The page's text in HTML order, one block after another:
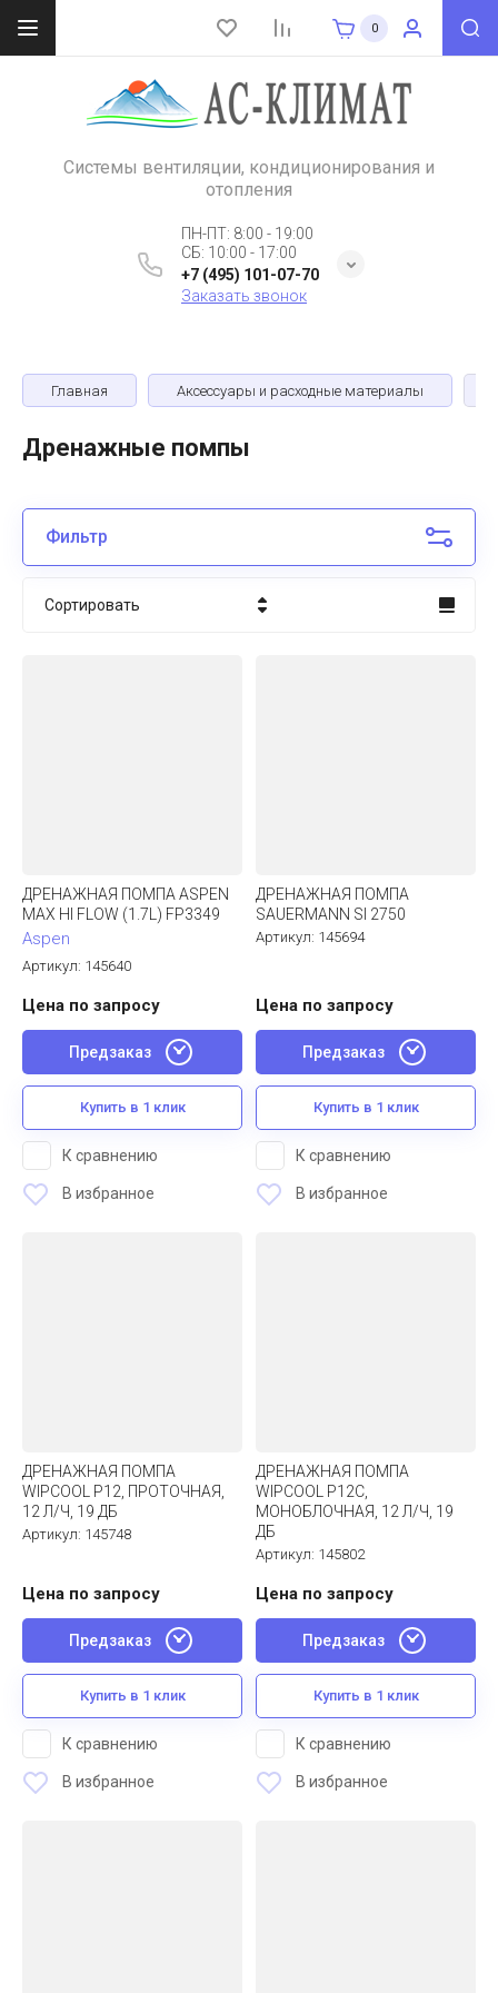
0
Системы вентиляции, кондиционирования и
отопления
ПН-ПТ: 8:00 - 19:00
СБ: 10:00 - 17:00
+7 (495) 101-07-70
Заказать звонок
Главная Аксессуары и расходные материалы
Дренажные помпы
Фильтр
Сортировать
ДРЕНАЖНАЯ ПОМПА ASPEN
MAX HI FLOW (1.7L) FP3349
Aspen
Артикул: 145640
Цена по запросу
Предзаказ
Купить в 1 клик
К сравнению
В избранное
ДРЕНАЖНАЯ ПОМПА
SAUERMANN SI 2750
Артикул: 145694
Цена по запросу
Предзаказ
Купить в 1 клик
К сравнению
В избранное
ДРЕНАЖНАЯ ПОМПА
WIPCOOL P12, ПРОТОЧНАЯ,
12 Л/Ч, 19 ДБ
Артикул: 145748
Цена по запросу
Предзаказ
Купить в 1 клик
К сравнению
В избранное
ДРЕНАЖНАЯ ПОМПА
WIPCOOL P12C,
МОНОБЛОЧНАЯ, 12 Л/Ч, 19
ДБ
Артикул: 145802
Цена по запросу
Предзаказ
Купить в 1 клик
К сравнению
В избранное